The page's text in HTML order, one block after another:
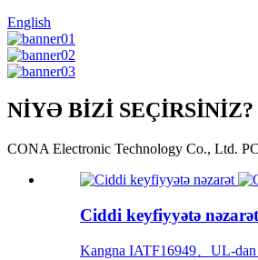
English
NİYƏ BİZİ SEÇİRSİNİZ?
CONA Electronic Technology Co., Ltd.
Ciddi keyfiyyətə nəzarət
Kangna IATF16949、UL-dan